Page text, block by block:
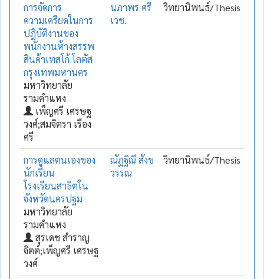
การจัดการ
ความเครียดในการ
ปฎิบัติงานของ
พนักงานห้างสรรพ
สินค้าเทสโก้ โลตัส
กรุงเทพมหานคร
มหาวิทยาลัย
รามคำแหง
เพ็ญศรี เศรษฐ
วงศ์;สมจิตรา เรือง
ศรี
นภาพร ศรี
เวช.
วิทยานิพนธ์/Thesis
การดูแลตนเองของ
นักเรียน
โรงเรียนสาธิตใน
จังหวัดนครปฐม
มหาวิทยาลัย
รามคำแหง
สุรเดช สำราญ
จิตต์;เพ็ญศรี เศรษฐ
วงศ์
ณัฏฐิณี สังข
วรรณ
วิทยานิพนธ์/Thesis